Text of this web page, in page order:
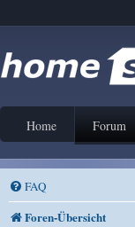
Home Forum
FAQ
Foren-Übersicht